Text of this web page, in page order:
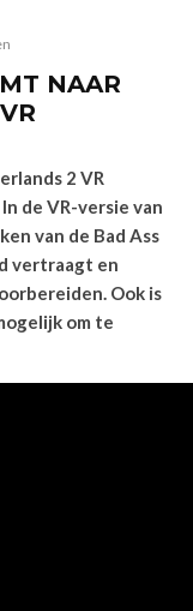
NAAR
2 VR
de VR-versie van
van de Bad Ass
vertraagt en
Ook is
om te